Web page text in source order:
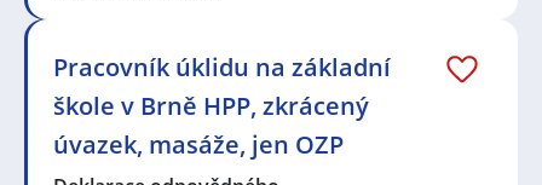
Pracovník úklidu na základní
škole v Brně HPP, zkrácený
úvazek, masáže, jen OZP